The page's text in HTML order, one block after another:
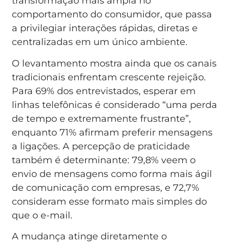
comportamento do consumidor, que passa
a privilegiar interações rápidas, diretas e
centralizadas em um único ambiente.
O levantamento mostra ainda que os canais
tradicionais enfrentam crescente rejeição.
Para 69% dos entrevistados, esperar em
linhas telefônicas é considerado “uma perda
de tempo e extremamente frustrante”,
enquanto 71% afirmam preferir mensagens
a ligações. A percepção de praticidade
também é determinante: 79,8% veem o
envio de mensagens como forma mais ágil
de comunicação com empresas, e 72,7%
consideram esse formato mais simples do
que o e-mail.
A mudança atinge diretamente o